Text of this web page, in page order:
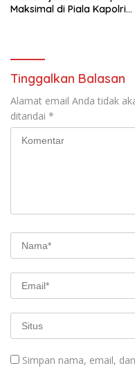
Maksimal di Piala Kapolri
Tinggalkan Balasan
Alamat email Anda tidak
ditandai *
Simpan nama, email,